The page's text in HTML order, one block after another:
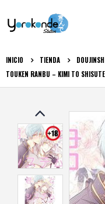
INICIO TIENDA
TOUKEN RANBU – KIMI TO